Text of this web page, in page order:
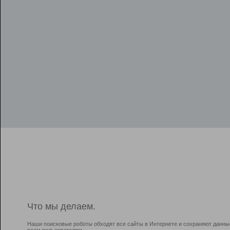
Что мы делаем.
Наши поисковые роботы обходят все сайты в Интернете и сохраняют